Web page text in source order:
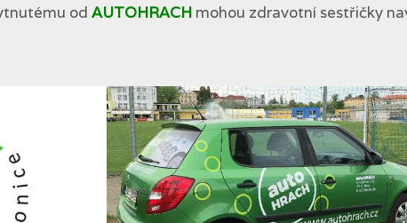
od AUTOHRACHmohou zdravotní sestřičky